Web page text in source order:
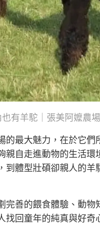
有羊駝｜張美阿嬤農
的最大魅力，在於它
親自走進動物的生活
到體型壯碩卻親人的
完善的餵食體驗、動
找回童年的純真與好